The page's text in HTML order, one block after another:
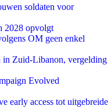
soldaten voor
2028 opvolgt
OM geen enkel
in Zuid-Libanon, vergelding
Evolved
early access tot uitgebreide